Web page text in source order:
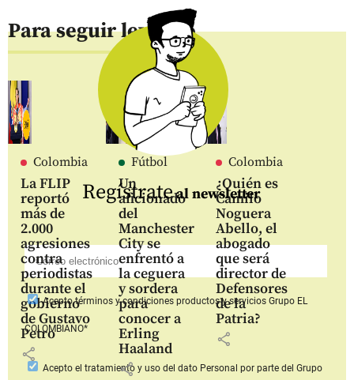
Para seguir leyendo
Colombia
La FLIP
reportó
más de
2.000
agresiones
contra
periodistas
durante el
gobierno
de Gustavo
Petro
share
Fútbol
Un
aficionado
del
Manchester
City se
enfrentó a
la ceguera
y sordera
para
conocer a
Erling
Haaland
share
Colombia
¿Quién es
Camilo
Noguera
Abello, el
abogado
que será
director de
Defensores
de la
Patria?
share
Regístrateal newsletter
Aceptotérminos y condiciones productos y serviciosGrupo EL
COLOMBIANO*
Acepto el tratamiento y uso del dato Personal por parte del Grupo